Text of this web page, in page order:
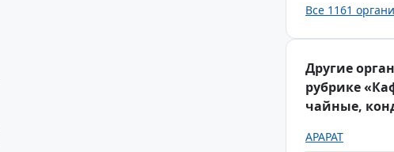
Все 1161
Другие
рубрике
чайные,
АРАРАТ